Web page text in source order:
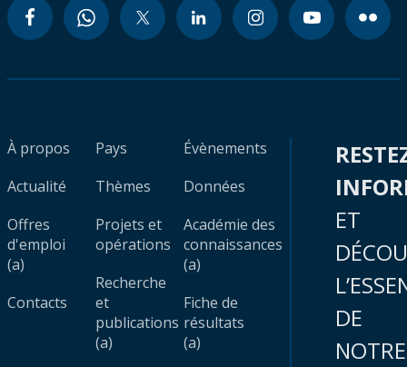
À propos
Actualité
Offres
d'emploi
(a)
Contacts
Pays
Thèmes
Projets et
opérations
Recherche
et
publications
(a)
Évènements
Données
Académie des
connaissances
(a)
Fiche de
résultats
(a)
ET
DE
NOTRE